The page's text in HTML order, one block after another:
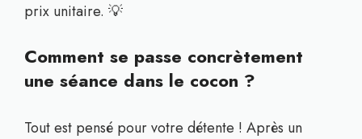
prix unitaire. 💡
Comment se passe concrètement
une séance dans le cocon ?
Tout est pensé pour votre détente ! Après un